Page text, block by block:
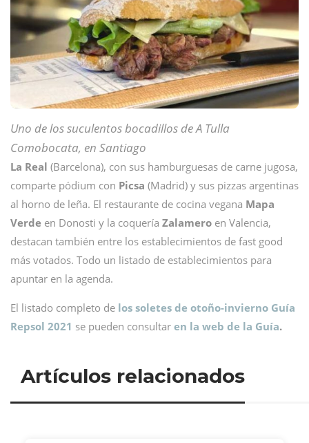
Uno de los suculentos bocadillos de A Tulla
Comobocata, en Santiago
La Real (Barcelona), con sus hamburguesas de carne jugosa,
comparte pódium con Picsa (Madrid) y sus pizzas argentinas
al horno de leña. El restaurante de cocina vegana Mapa
Verde en Donosti y la coquería Zalamero en Valencia,
destacan también entre los establecimientos de fast good
más votados. Todo un listado de establecimientos para
apuntar en la agenda.
El listado completo de los soletes de otoño-invierno Guía
Repsol 2021 se pueden consultar en la web de la Guía.
Artículos relacionados